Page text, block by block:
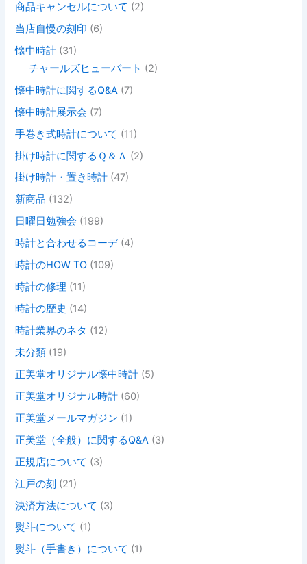
商品キャンセルについて (2)
当店自慢の刻印 (6)
懐中時計 (31)
チャールズヒューバート (2)
懐中時計に関するQ&A (7)
懐中時計展示会 (7)
手巻き式時計について (11)
掛け時計に関するＱ＆Ａ (2)
掛け時計・置き時計 (47)
新商品 (132)
日曜日勉強会 (199)
時計と合わせるコーデ(4)
時計のHOW TO (109)
時計の修理 (11)
時計の歴史 (14)
時計業界のネタ (12)
未分類 (19)
正美堂オリジナル懐中時計 (5)
正美堂オリジナル時計 (60)
正美堂メールマガジン (1)
正美堂（全般）に関するQ&A (3)
正規店について (3)
江戸の刻 (21)
決済方法について (3)
熨斗について (1)
熨斗（手書き）について (1)